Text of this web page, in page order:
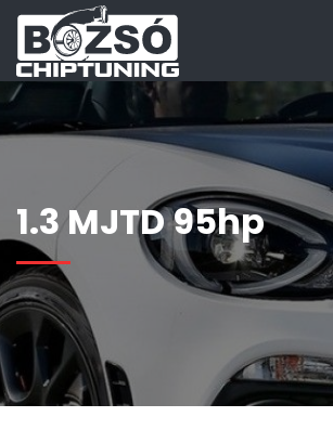
1.3 MJTD 95hp